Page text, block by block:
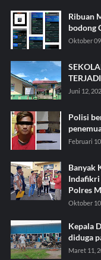
Ribuan
bodong
Oktober
Juni 12,
Polisi
Februari
Banyak
Indafikri
Polres
Oktober
Kepala
diduga
Maret 11,